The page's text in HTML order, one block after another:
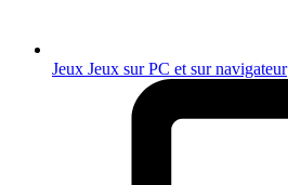
Jeux Jeux sur PC et sur navigateur